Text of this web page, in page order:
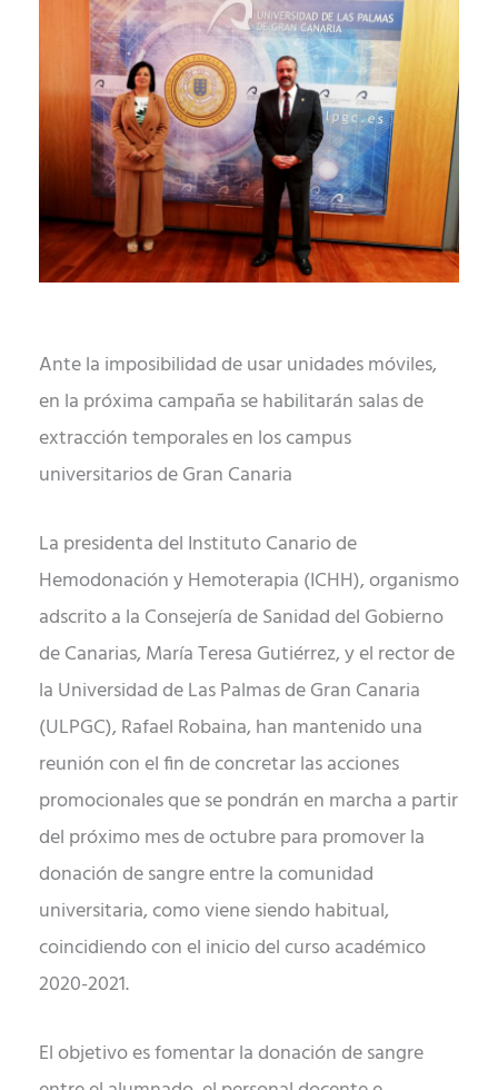
Ante la imposibilidad de usar unidades móviles,
en la próxima campaña se habilitarán salas de
extracción temporales en los campus
universitarios de Gran Canaria
La presidenta del Instituto Canario de
Hemodonación y Hemoterapia (ICHH), organismo
adscrito a la Consejería de Sanidad del Gobierno
de Canarias, María Teresa Gutiérrez, y el rector de
la Universidad de Las Palmas de Gran Canaria
(ULPGC), Rafael Robaina, han mantenido una
reunión con el fin de concretar las acciones
promocionales que se pondrán en marcha a partir
del próximo mes de octubre para promover la
donación de sangre entre la comunidad
universitaria, como viene siendo habitual,
coincidiendo con el inicio del curso académico
2020-2021.
El objetivo es fomentar la donación de sangre